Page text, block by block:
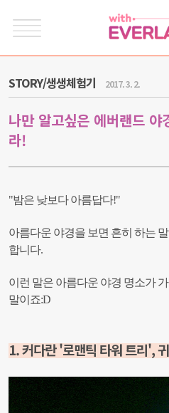
STORY/생생체험기 2017. 3. 2.
나만 알고싶은 에버랜드
라!
"밤은 낮보다 아름답다!"
아름다운 야경을 보면 흔히 하는
합니다.
이런 말은 아름다운 야경 명소가
말이죠:D
1. 커다란 '로맨틱 타워 트리',